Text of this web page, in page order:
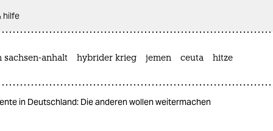
hilfe
sachsen-anhalt hybrider krieg jemen ceuta hitze
in Deutschland: Die anderen wollen weitermachen